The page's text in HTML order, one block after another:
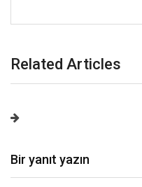
Related Articles
Bir yanıt yazın